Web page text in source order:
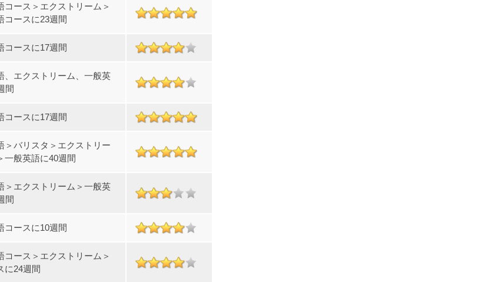
コース＞エクストリーム＞
コースに23週間
コースに17週間
、エクストリーム、一般英
間
コースに17週間
＞バリスタ＞エクストリー
一般英語に40週間
＞エクストリーム＞一般英
間
コースに10週間
コース＞エクストリーム＞
に24週間